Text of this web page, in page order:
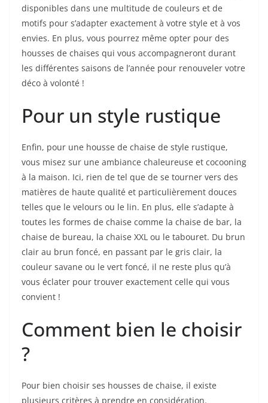
disponibles dans une multitude de couleurs et de
motifs pour s’adapter exactement à votre style et à vos
envies. En plus, vous pourrez même opter pour des
housses de chaises qui vous accompagneront durant
les différentes saisons de l’année pour renouveler votre
déco à volonté !
Pour un style rustique
Enfin, pour une housse de chaise de style rustique,
vous misez sur une ambiance chaleureuse et cocooning
à la maison. Ici, rien de tel que de se tourner vers des
matières de haute qualité et particulièrement douces
telles que le velours ou le lin. En plus, elle s’adapte à
toutes les formes de chaise comme la chaise de bar, la
chaise de bureau, la chaise XXL ou le tabouret. Du brun
clair au brun foncé, en passant par le gris clair, la
couleur savane ou le vert foncé, il ne reste plus qu’à
vous éclater pour trouver exactement celle qui vous
convient !
Comment bien le choisir
?
Pour bien choisir ses housses de chaise, il existe
plusieurs critères à prendre en considération.